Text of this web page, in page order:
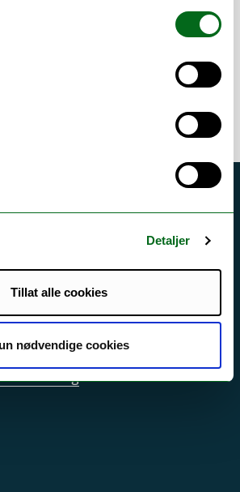
Detaljer
Tillat alle cookies
nødvendige cookies
UiT
og personvern